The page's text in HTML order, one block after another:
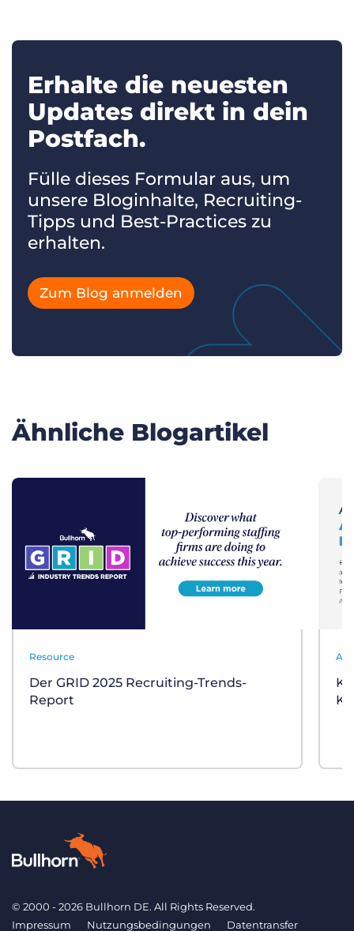
Erhalte die neuesten
Updates direkt in dein
Postfach.
Fülle dieses Formular aus, um
unsere Bloginhalte, Recruiting-
Tipps und Best-Practices zu
erhalten.
Zum Blog anmelden
Ähnliche Blogartikel
Resource
Der GRID 2025 Recruiting-Trends-
Report
KI
© 2000 - 2026 Bullhorn DE. All Rights Reserved.
Impressum
Nutzungsbedingungen Datentransfer